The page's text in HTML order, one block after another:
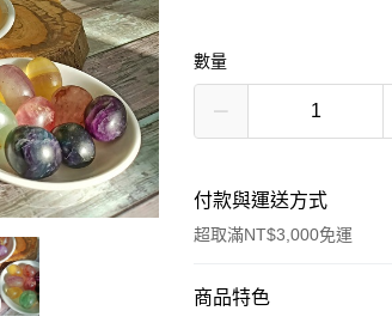
數量
付款與運送方式
超取滿NT$3,000免運
付款方式
商品特色